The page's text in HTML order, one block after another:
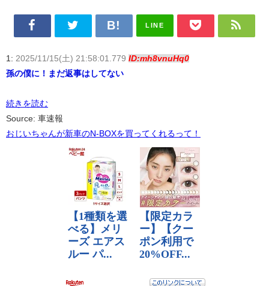
LINE
1: 2025/11/15(土) 21:58:01.779 ID:mh8vnuHq0
孫の僕に！まだ返事はしてない
続きを読む
Source: 車速報
おじいちゃんが新車のN-BOXを買ってくれるって！